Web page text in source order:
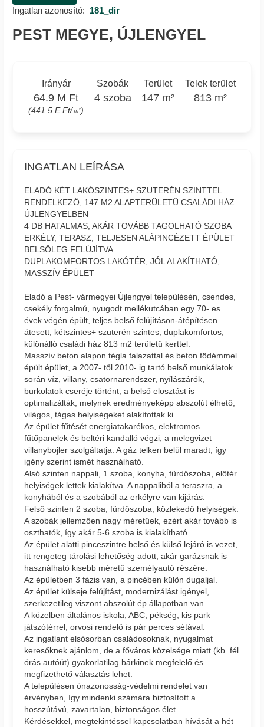
Ingatlan azonosító: 181_dir
PEST MEGYE, ÚJLENGYEL
Irányár
64.9 M Ft
(441.5 E Ft/㎡)
Szobák
4 szoba
Terület
147 m²
Telek terület
813 m²
INGATLAN LEÍRÁSA
ELADÓ KÉT LAKÓSZINTES+ SZUTERÉN SZINTTEL
RENDELKEZŐ, 147 M2 ALAPTERÜLETŰ CSALÁDI HÁZ
ÚJLENGYELBEN
4 DB HATALMAS, AKÁR TOVÁBB TAGOLHATÓ SZOBA
ERKÉLY, TERASZ, TELJESEN ALÁPINCÉZETT ÉPÜLET
BELSŐLEG FELÚJÍTVA
DUPLAKOMFORTOS LAKÓTÉR, JÓL ALAKÍTHATÓ,
MASSZÍV ÉPÜLET
Eladó a Pest- vármegyei Újlengyel településén, csendes,
csekély forgalmú, nyugodt mellékutcában egy 70- es
évek végén épült, teljes belső felújításon-átépítésen
átesett, kétszintes+ szuterén szintes, duplakomfortos,
különálló családi ház 813 m2 területű kerttel.
Masszív beton alapon tégla falazattal és beton födémmel
épült épület, a 2007- től 2010- ig tartó belső munkálatok
során víz, villany, csatornarendszer, nyílászárók,
burkolatok cseréje történt, a belső elosztást is
optimalizálták, melynek eredményeképp abszolút élhető,
világos, tágas helyiségeket alakítottak ki.
Az épület fűtését energiatakarékos, elektromos
fűtőpanelek és beltéri kandalló végzi, a melegvizet
villanybojler szolgáltatja. A gáz telken belül maradt, így
igény szerint ismét használható.
Alsó szinten nappali, 1 szoba, konyha, fürdőszoba, előtér
helyiségek lettek kialakítva. A nappaliból a teraszra, a
konyhából és a szobából az erkélyre van kijárás.
Felső szinten 2 szoba, fürdőszoba, közlekedő helyiségek.
A szobák jellemzően nagy méretűek, ezért akár tovább is
oszthatók, így akár 5-6 szoba is kialakítható.
Az épület alatti pinceszintre belső és külső lejáró is vezet,
itt rengeteg tárolási lehetőség adott, akár garázsnak is
használható kisebb méretű személyautó részére.
Az épületben 3 fázis van, a pincében külön dugaljal.
Az épület külseje felújítást, modernizálást igényel,
szerkezetileg viszont abszolút ép állapotban van.
A közelben általános iskola, ABC, pékség, kis park
játszótérrel, orvosi rendelő is pár perces sétával.
Az ingatlant elsősorban családosoknak, nyugalmat
keresőknek ajánlom, de a főváros közelsége miatt (kb. fél
órás autóút) gyakorlatilag bárkinek megfelelő és
megfizethető választás lehet.
A településen önazonosság-védelmi rendelet van
érvényben, így mindenki számára biztosított a
hosszútávú, zavartalan, biztonságos élet.
Kérdésekkel, megtekintéssel kapcsolatban hívását a hét